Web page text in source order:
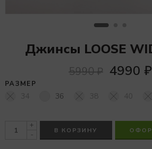
Джинсы LOOSE
5990₽ 4990 ₽
РАЗМЕР
36
+
-
В КОРЗИНУ